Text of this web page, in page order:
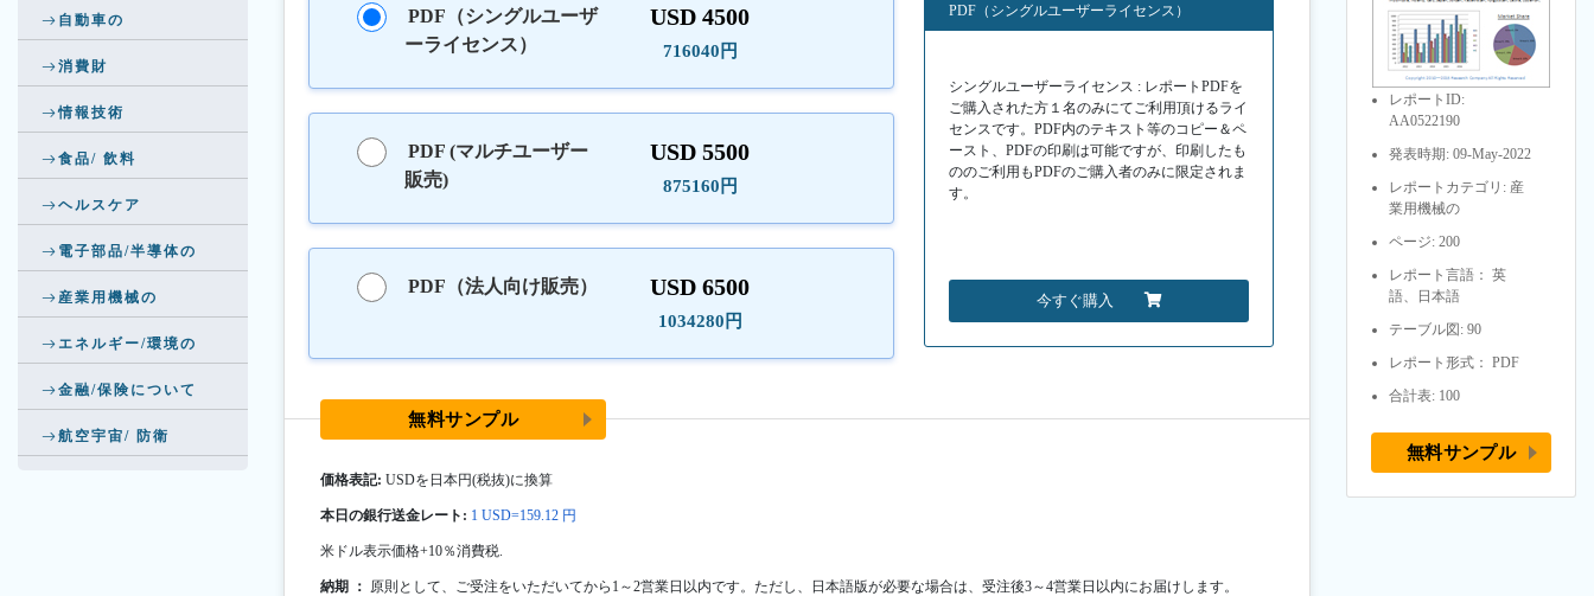
自動車の
消費財
情報技術
食品/ 飲料
ヘルスケア
電子部品/半導体の
産業用機械の
エネルギー/環境の
金融/保険について
航空宇宙/ 防衛
PDF（シングルユーザ
ーライセンス）
USD 4500
716040円
PDF (マルチユーザー
販売)
USD 5500
875160円
PDF（法人向け販売） USD 6500
1034280円
PDF（シングルユーザーライセンス）
シングルユーザーライセンス : レポートPDFを
ご購入された方１名のみにてご利用頂けるライ
センスです。PDF内のテキスト等のコピー＆ペ
ースト、PDFの印刷は可能ですが、印刷したも
ののご利用もPDFのご購入者のみに限定されま
す。
今すぐ購入
無料サンプル
価格表記: USDを日本円(税抜)に換算
本日の銀行送金レート: 1 USD=159.12 円
米ドル表示価格+10％消費税.
納期 ： 原則として、ご受注をいただいてから1～2営業日以内です。ただし、日本語版が必要な場合は、受注後3～4営業日以内にお届けします。
レポートID:
AA0522190
発表時期: 09-May-2022
レポートカテゴリ: 産
業用機械の
ページ: 200
レポート言語： 英
語、日本語
テーブル図: 90
レポート形式： PDF
合計表: 100
無料サンプル